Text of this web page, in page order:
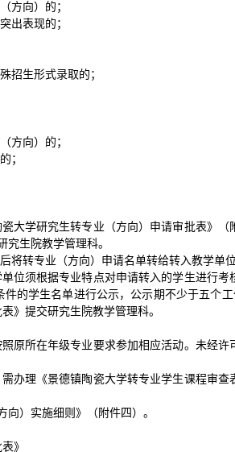
（方向） 的 ；
出表现的；
招生形式录取的；
方向）的；
；
大学研究生转专业（方向）申请审批表》（
生院教学管理科。
将转专业（方向）申请名单转给转入教学单位
位须根据专业特点对申请转入的学生进行考
的学生名单进行公示，公示期不少于五个
》提交研究生院教学管理科。
原所在年级专业要求参加相应活动。未经许
办理《景德镇陶瓷大学转专业学生课程审查
）实施细则》（附件四）。
》